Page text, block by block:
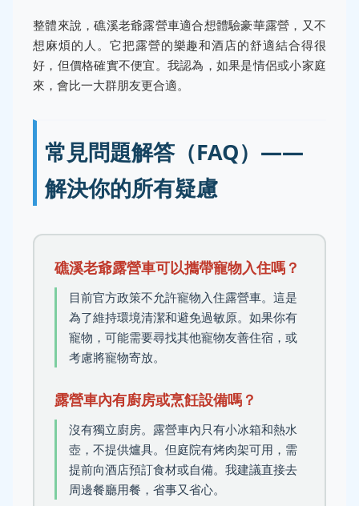
整體來說，礁溪老爺露營車適合想體驗豪華露營，又不
想麻煩的人。它把露營的樂趣和酒店的舒適結合得很
好，但價格確實不便宜。我認為，如果是情侶或小家庭
來，會比一大群朋友更合適。
常見問題解答（FAQ）——
解決你的所有疑慮
礁溪老爺露營車可以攜帶寵物入住嗎？
目前官方政策不允許寵物入住露營車。這是
為了維持環境清潔和避免過敏原。如果你有
寵物，可能需要尋找其他寵物友善住宿，或
考慮將寵物寄放。
露營車內有廚房或烹飪設備嗎？
沒有獨立廚房。露營車內只有小冰箱和熱水
壺，不提供爐具。但庭院有烤肉架可用，需
提前向酒店預訂食材或自備。我建議直接去
周邊餐廳用餐，省事又省心。